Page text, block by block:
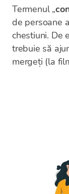
Termenul „
de persoane
chestiuni. De
trebuie să
mergeți (la